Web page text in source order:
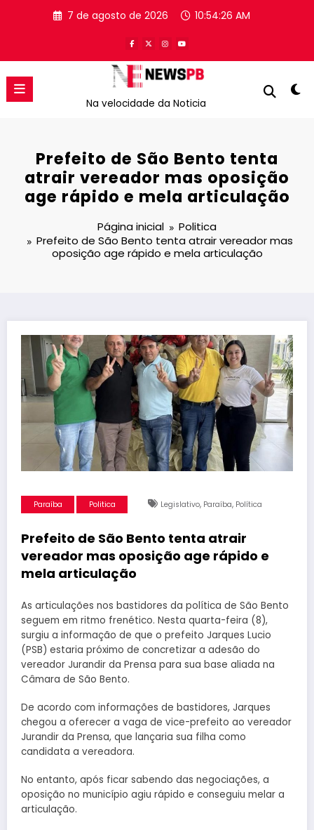
7 de agosto de 2026 10:54:26 AM
Na velocidade da Noticia
Prefeito de São Bento tenta
atrair vereador mas oposição
age rápido e mela articulação
Página inicial
Politica
Prefeito de São Bento tenta atrair vereador mas
oposição age rápido e mela articulação
Paraíba Politica Legislativo, Paraíba, Política
Prefeito de São Bento tenta atrair
vereador mas oposição age rápido e
mela articulação
As articulações nos bastidores da política de São Bento
seguem em ritmo frenético. Nesta quarta-feira (8),
surgiu a informação de que o prefeito Jarques Lucio
(PSB) estaria próximo de concretizar a adesão do
vereador Jurandir da Prensa para sua base aliada na
Câmara de São Bento.
De acordo com informações de bastidores, Jarques
chegou a oferecer a vaga de vice-prefeito ao vereador
Jurandir da Prensa, que lançaria sua filha como
candidata a vereadora.
No entanto, após ficar sabendo das negociações, a
oposição no município agiu rápido e conseguiu melar a
articulação.